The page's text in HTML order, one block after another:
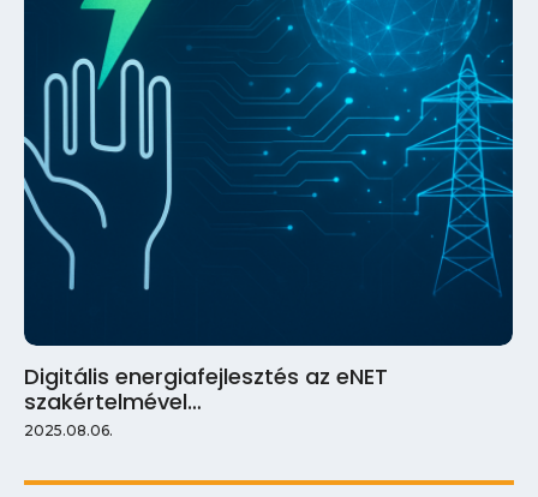
Digitális energiafejlesztés az eNET
szakértelmével…
2025.08.06.